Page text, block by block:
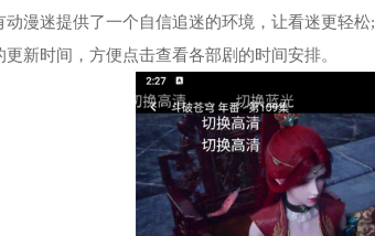
动漫迷提供了一个自信追迷的环境，让看迷更轻松;
新时间，方便点击查看各部剧的时间安排。